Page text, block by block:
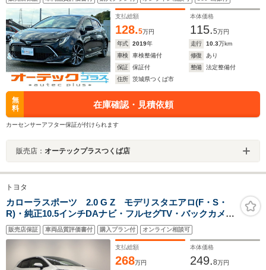
支払総額
128.5万円
本体価格
115.5万円
年式
2019年 走行 10.3万km
車検
車検整備付 修復
あり
保証
保証付 整備
法定整備付
住所
茨城県つくば市
無
料
在庫確認・見積依頼
カーセンサーアフター保証が付けられます
販売店： オーテックプラスつくば店
トヨタ
カローラスポーツ 2.0 G Z モデリスタエアロ(F・S・
R)・純正10.5インチDAナビ・フルセグTV・バックカメ
ラ・トヨタセーフティS・障害物センサー・シートヒータ
ー・BSM・LED・スマートキー・純正AW・ETC2.0・ド
販売店保証 車両品質評価書付 購入プラン付 オンライン相談可
支払総額
268万円
本体価格
249.8万円